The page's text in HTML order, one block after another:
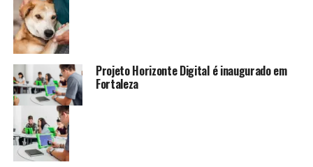
Projeto Horizonte Digital é inaugurado em
Fortaleza